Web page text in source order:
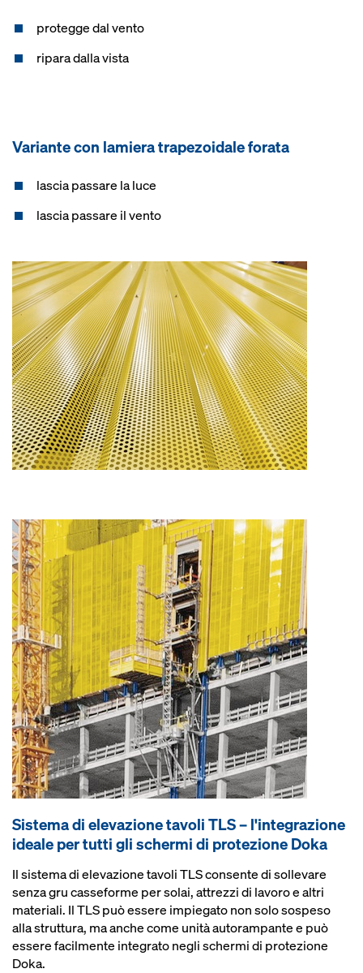
protegge dal vento
ripara dalla vista
Variante con lamiera trapezoidale forata
lascia passare la luce
lascia passare il vento
Sistema di elevazione tavoli TLS – l'integrazione
ideale per tutti gli schermi di protezione Doka
Il sistema di elevazione tavoli TLS consente di sollevare
senza gru casseforme per solai, attrezzi di lavoro e altri
materiali. Il TLS può essere impiegato non solo sospeso
alla struttura, ma anche come unità autorampante e può
essere facilmente integrato negli schermi di protezione
Doka.